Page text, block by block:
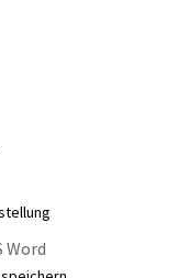
Word